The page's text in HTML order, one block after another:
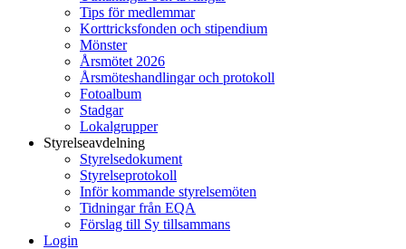
Tips för medlemmar
Korttricksfonden och stipendium
Mönster
Årsmötet 2026
Årsmöteshandlingar och protokoll
Fotoalbum
Stadgar
Lokalgrupper
Styrelseavdelning
Styrelsedokument
Styrelseprotokoll
Inför kommande styrelsemöten
Tidningar från EQA
Förslag till Sy tillsammans
Login